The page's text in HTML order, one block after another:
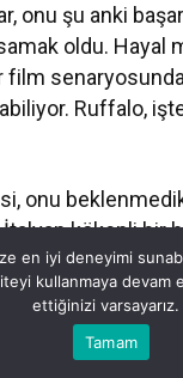
onu şu anki
oldu. Hayal
film
Ruffalo,
onu
kökenli bir
Ancak
genç Mark
yıllarında,
gerekliliğini
deneyimi yaşamanızı
en iyi deneyimi
kullanmaya devam
ettiğinizi varsayarız.
Tamam